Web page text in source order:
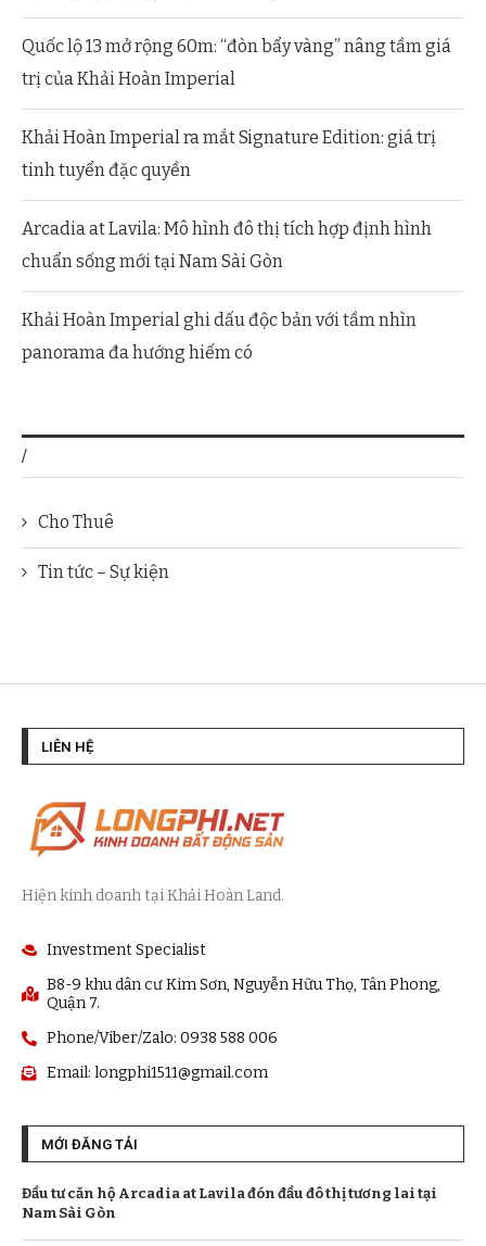
Quốc lộ 13 mở rộng 60m: “đòn bẩy vàng” nâng tầm giá
trị của Khải Hoàn Imperial
Khải Hoàn Imperial ra mắt Signature Edition: giá trị
tinh tuyển đặc quyền
Arcadia at Lavila: Mô hình đô thị tích hợp định hình
chuẩn sống mới tại Nam Sài Gòn
Khải Hoàn Imperial ghi dấu độc bản với tầm nhìn
panorama đa hướng hiếm có
/
Cho Thuê
Tin tức – Sự kiện
LIÊN HỆ
Hiện kinh doanh tại Khải Hoàn Land.
Investment Specialist
B8-9 khu dân cư Kim Sơn, Nguyễn Hữu Thọ, Tân Phong,
Quận 7.
Phone/Viber/Zalo: 0938 588 006
Email: longphi1511@gmail.com
MỚI ĐĂNG TẢI
Đầu tư căn hộ Arcadia at Lavila đón đầu đô thị tương lai tại
Nam Sài Gòn